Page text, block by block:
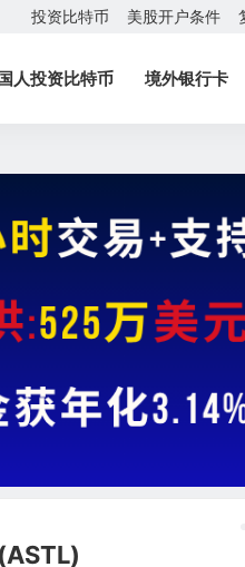
投资比特币 美股开户条件
人投资比特币 境外银行卡